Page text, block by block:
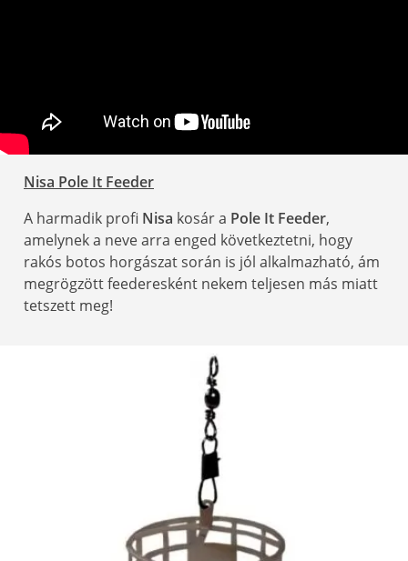
Nisa Pole It Feeder
A harmadik profi Nisa kosár a Pole It Feeder,
amelynek a neve arra enged következtetni, hogy
rakós botos horgászat során is jól alkalmazható, ám
megrögzött feederesként nekem teljesen más miatt
tetszett meg!